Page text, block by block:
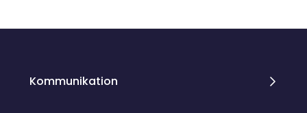
Kommunikation